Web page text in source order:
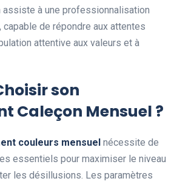
à une professionnalisation
de répondre aux attentes
attentive aux valeurs et à
son
Caleçon Mensuel ?
couleurs mensuel nécessite de
essentiels pour maximiser le niveau
les désillusions. Les paramètres